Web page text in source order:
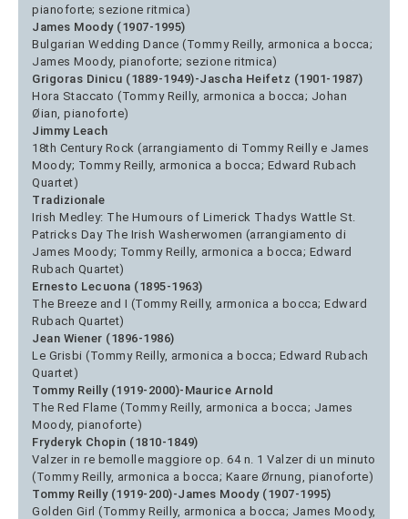
pianoforte; sezione ritmica)
James Moody (1907-1995)
Bulgarian Wedding Dance (Tommy Reilly, armonica a bocca;
James Moody, pianoforte; sezione ritmica)
Grigoras Dinicu (1889-1949)-Jascha Heifetz (1901-1987)
Hora Staccato (Tommy Reilly, armonica a bocca; Johan
Øian, pianoforte)
Jimmy Leach
18th Century Rock (arrangiamento di Tommy Reilly e James
Moody; Tommy Reilly, armonica a bocca; Edward Rubach
Quartet)
Tradizionale
Irish Medley: The Humours of Limerick Thadys Wattle St.
Patricks Day The Irish Washerwomen (arrangiamento di
James Moody; Tommy Reilly, armonica a bocca; Edward
Rubach Quartet)
Ernesto Lecuona (1895-1963)
The Breeze and I (Tommy Reilly, armonica a bocca; Edward
Rubach Quartet)
Jean Wiener (1896-1986)
Le Grisbi (Tommy Reilly, armonica a bocca; Edward Rubach
Quartet)
Tommy Reilly (1919-2000)-Maurice Arnold
The Red Flame (Tommy Reilly, armonica a bocca; James
Moody, pianoforte)
Fryderyk Chopin (1810-1849)
Valzer in re bemolle maggiore op. 64 n. 1 Valzer di un minuto
(Tommy Reilly, armonica a bocca; Kaare Ørnung, pianoforte)
Tommy Reilly (1919-200)-James Moody (1907-1995)
Golden Girl (Tommy Reilly, armonica a bocca; James Moody,